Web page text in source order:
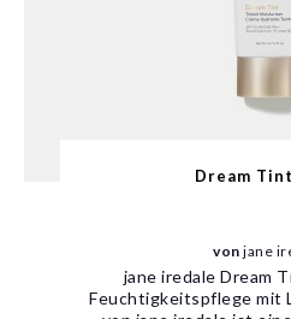
Dream
vonjane
jane iredale Dream
Feuchtigkeitspflege mit